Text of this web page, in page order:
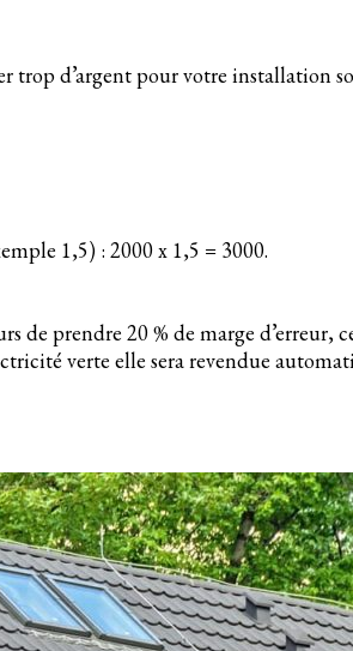
trop d’argent pour votre installation
1,5) : 2000 x 1,5 = 3000.
de prendre 20 % de marge
verte elle sera revendue